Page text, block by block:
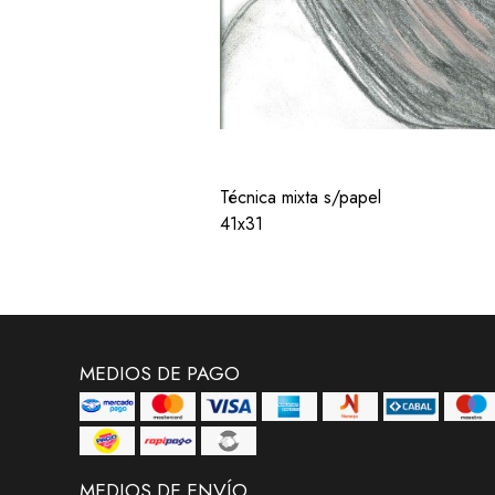
Técnica mixta s/papel
41x31
MEDIOS DE PAGO